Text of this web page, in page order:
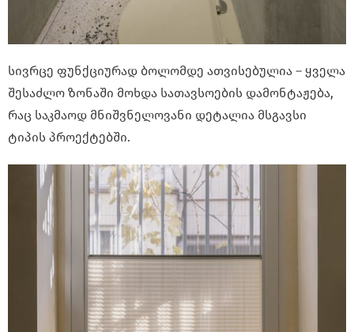
სივრცე ფუნქციურად ბოლომდე ათვისებულია – ყველა
შესაძლო ზონაში მოხდა სათავსოების დამონტაჟება,
რაც საკმაოდ მნიშვნელოვანი დეტალია მსგავსი
ტიპის პროექტებში.